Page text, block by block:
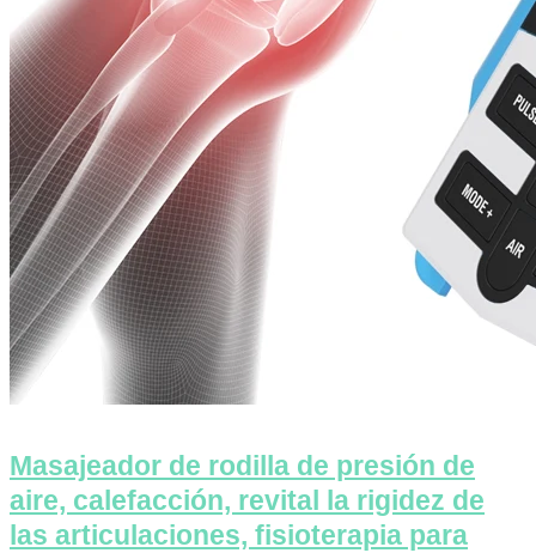
Masajeador de rodilla de presión de
aire, calefacción, revital la rigidez de
las articulaciones, fisioterapia para